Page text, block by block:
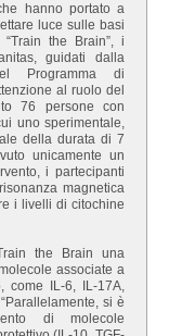
hanno portato a
luce sulle basi
the Brain”, i
guidati dalla
Programma di
al ruolo del
76 persone con
uno sperimentale,
della durata di 7
unicamente un
i partecipanti
magnetica
i livelli di citochine
the Brain una
associate a
come IL-6, IL-17A,
si è
di molecole